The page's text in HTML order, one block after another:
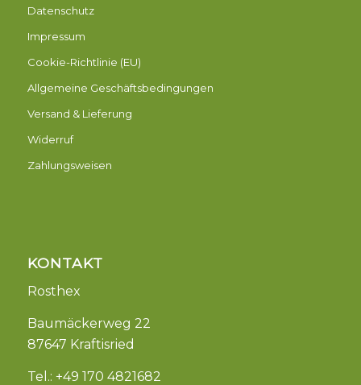
Datenschutz
Impressum
Cookie-Richtlinie (EU)
Allgemeine Geschäftsbedingungen
Versand & Lieferung
Widerruf
Zahlungsweisen
KONTAKT
Rosthex
Baumäckerweg 22
87647 Kraftisried
Tel.: +49 170 4821682